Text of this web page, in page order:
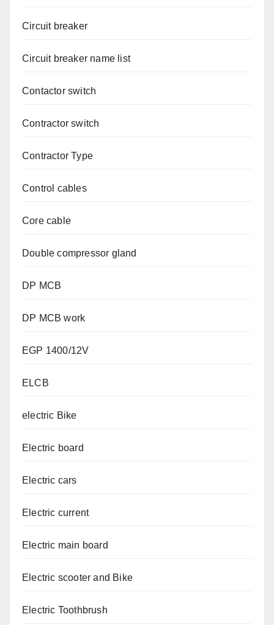
Circuit breaker
Circuit breaker name list
Contactor switch
Contractor switch
Contractor Type
Control cables
Core cable
Double compressor gland
DP MCB
DP MCB work
EGP 1400/12V
ELCB
electric Bike
Electric board
Electric cars
Electric current
Electric main board
Electric scooter and Bike
Electric Toothbrush